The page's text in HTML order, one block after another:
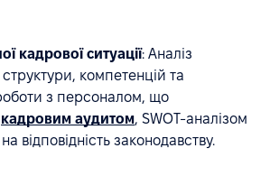
кадрової ситуації: Аналіз
структури, компетенцій та
з персоналом, що
кадровим аудитом, SWOT-аналізом
відповідність законодавству.